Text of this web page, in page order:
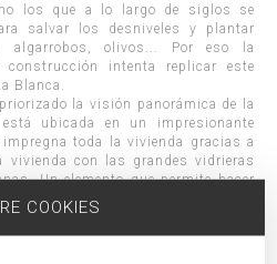
los que a lo largo de siglos se
salvar los desniveles y plantar
algarrobos, olivos... Por eso la
construcción intenta replicar este
Blanca.
la visión panorámica de la
ubicada en un impresionante
toda la vivienda gracias a
con las grandes vidrieras
Un elemento que permite hacer
Casa Acán, sea la época del año
de la primera planta y de la
COOKIES